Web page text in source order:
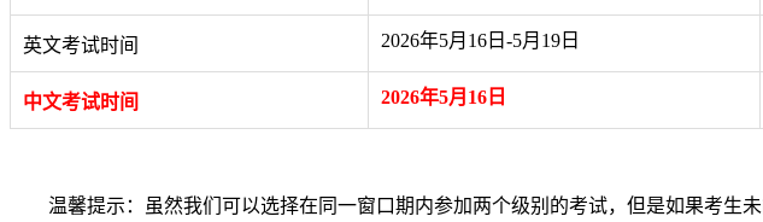
英文考试时间 2026年5月16日-5月19 日
中文考试时间 2026年5月16日
温馨提示：虽然我们可以选择在同一窗口期内参加两个级别的考试，但是如果考生